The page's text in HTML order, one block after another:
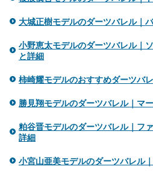
大城正樹モデルのダーツバレル｜
小野恵太モデルのダーツバレル｜
と詳細
柿崎耀モデルのおすすめダーツバ
勝見翔モデルのダーツバレル｜マ
粕谷晋モデルのダーツバレル｜フ
詳細
小宮山亜美モデルのダーツバレル